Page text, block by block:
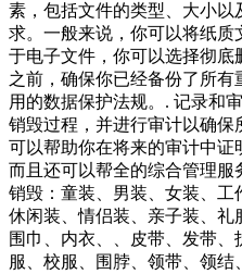
素，包括文件的类型、大小
求。一般来说，你可以将纸
于电子文件，你可以选择彻
之前，确保你已经备份了所
用的数据保护法规。. 记录和
销毁过程，并进行审计以确保
可以帮助你在将来的审计中证
而且还可以帮全的综合管理服
销毁：童装、男装、女装、工
休闲装、情侣装、亲子装、礼
围巾、内衣、、皮带、发带、
服、校服、围脖、领带、领